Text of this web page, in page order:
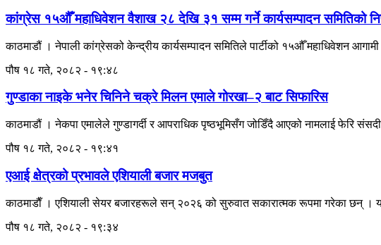
कांग्रेस १५औँ महाधिवेशन वैशाख २८ देखि ३१ सम्म गर्ने कार्यसम्पादन समितिको
काठमाडौं । नेपाली कांग्रेसको केन्द्रीय कार्यसम्पादन समितिले पार्टीको १५औँ महाधिवेशन
पौष १८ गते, २०८२ - १९:४८
गुण्डाका नाइके भनेर चिनिने चक्रे मिलन एमाले गोरखा–२ बाट सिफारिस
काठमाडौं । नेकपा एमालेले गुण्डागर्दी र आपराधिक पृष्ठभूमिसँग जोडिँदै आएको नामलाई फेरि
पौष १८ गते, २०८२ - १९:४१
एआई क्षेत्रको प्रभावले एशियाली बजार मजबुत
काठमाडाैँ । एशियाली सेयर बजारहरूले सन् २०२६ को सुरुवात सकारात्मक रूपमा गरेका छन् ।
पौष १८ गते, २०८२ - १९:३४